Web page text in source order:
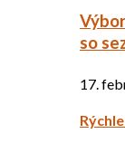
so
17.